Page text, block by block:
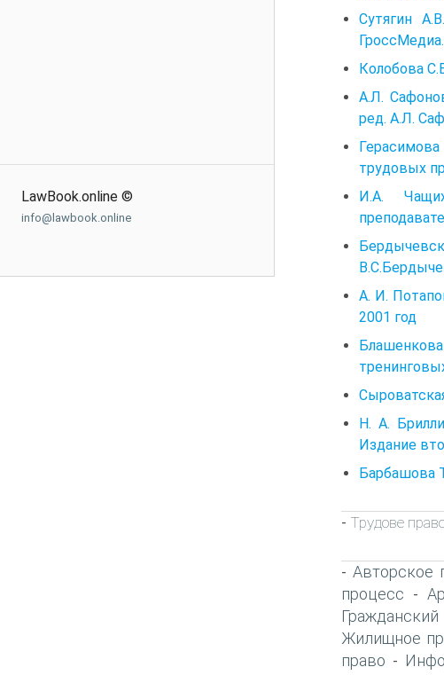
LawBook.online ©
info@lawbook.online
Сутягин
Колобова
А.Л.
ред. А.Л.
трудовых
И.А.
А. И.
2001 год
Н. А.
Издание
Барбашова
- Трудове
- Авторское
процесс -
Жилищное
право -